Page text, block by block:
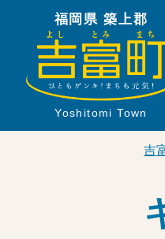
福岡県 築上郡
Yoshitomi Town
吉